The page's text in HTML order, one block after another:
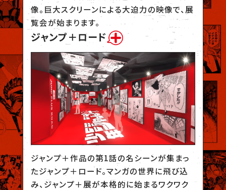
像。巨大スクリーンによる大迫力の映像で、展
覧会が始まります。
ジャンプ＋ロード
ジャンプ＋作品の第1話の名シーンが集まっ
たジャンプ＋ロード。マンガの世界に飛び込
み、ジャンプ＋展が本格的に始まるワクワク